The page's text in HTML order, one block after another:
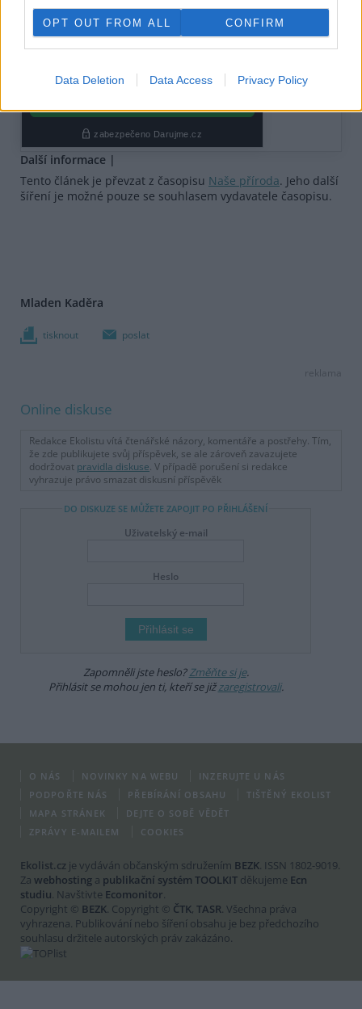
OPT OUT FROM ALL CONFIRM
Data Deletion Data Access Privacy Policy
Další informace |
Tento článek je převzat z časopisu Naše příroda. Jeho další
šíření je možné pouze se souhlasem vydavatele časopisu.
Mladen Kaděra
tisknout poslat
reklama
Online diskuse
Redakce Ekolistu vítá čtenářské názory, komentáře a postřehy. Tím,
že zde publikujete svůj příspěvek, se ale zároveň zavazujete
dodržovat pravidla diskuse. V případě porušení si redakce
vyhrazuje právo smazat diskusní příspěvěk
DO DISKUZE SE MŮŽETE ZAPOJIT PO PŘIHLÁŠENÍ
Uživatelský e-mail
Heslo
Zapomněli jste heslo?Změňte si je.
Přihlásit se mohou jen ti, kteří se jižzaregistrovali.
O NÁS NOVINKY NA WEBU
INZERUJTE U NÁS
PODPOŘTE NÁS
PŘEBÍRÁNÍ OBSAHU
TIŠTĚNÝ EKOLIST
MAPA STRÁNEK
DEJTE O SOBĚ VĚDĚT
ZPRÁVY E-MAILEM
COOKIES
Ekolist.cz je vydáván občanským sdružením BEZK. ISSN 1802-9019.
Za webhosting a publikační systém TOOLKIT děkujeme Ecn
studiu. Navštivte Ecomonitor.
Copyright © BEZK. Copyright © ČTK, TASR. Všechna práva
vyhrazena. Publikování nebo šíření obsahu je bez předchozího
souhlasu držitele autorských práv zakázáno.